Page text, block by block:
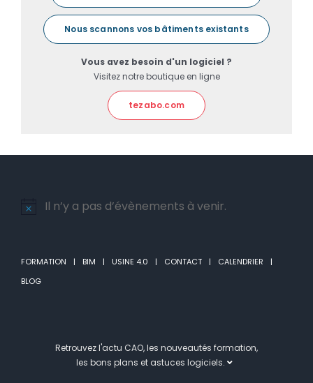
Nous scannons vos bâtiments existants
Vous avez besoin d'un logiciel ?
Visitez notre boutique en ligne
tezabo.com
Notice
Il n’y a pas d’évènements à venir.
FORMATION BIM USINE 4.0 CONTACT
CALENDRIER
BLOG
Retrouvez l'actu CAO, les nouveautés formation,
les bons plans et astuces logiciels.